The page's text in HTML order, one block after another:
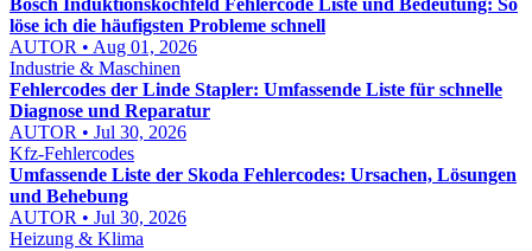
Bosch Induktionskochfeld Fehlercode Liste und Bedeutung: So
löse ich die häufigsten Probleme schnell
AUTOR • Aug 01, 2026
Industrie & Maschinen
Fehlercodes der Linde Stapler: Umfassende Liste für schnelle
Diagnose und Reparatur
AUTOR • Jul 30, 2026
Kfz-Fehlercodes
Umfassende Liste der Skoda Fehlercodes: Ursachen, Lösungen
und Behebung
AUTOR • Jul 30, 2026
Heizung & Klima